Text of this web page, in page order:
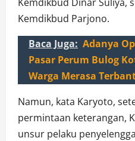
Kemdikbud Parjono.
Baca Juga: Adanya
Pasar Perum Bulog
Warga Merasa
Namun, kata Karyoto,
permintaan keterangan,
unsur pelaku